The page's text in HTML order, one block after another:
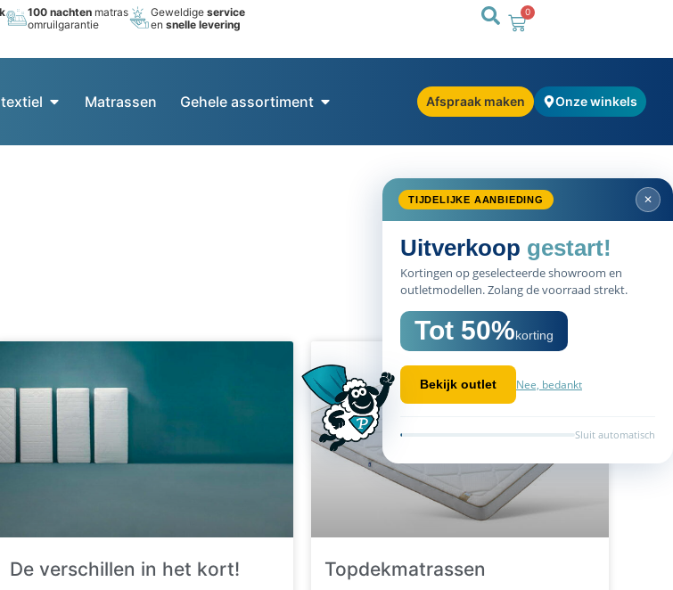
100 nachten matras
omruilgarantie
Geweldigeservice
ensnelle levering
0
Matrassen Gehele assortiment Afspraak maken Onze winkels
De verschillen in het kort! Topdekmatrassen